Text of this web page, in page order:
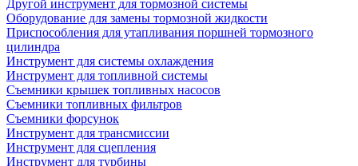
Другой инструмент для тормозной системы
Оборудование для замены тормозной жидкости
Приспособления для утапливания поршней тормозного
цилиндра
Инструмент для системы охлаждения
Инструмент для топливной системы
Съемники крышек топливных насосов
Съемники топливных фильтров
Съемники форсунок
Инструмент для трансмиссии
Инструмент для сцепления
Инструмент для турбины